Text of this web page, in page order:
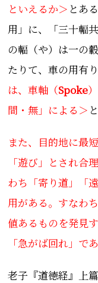
といえるか＞ とある
用」に、
「三十輻
の輻（や）は一の
たりて、車の用有り
は、車軸（Spoke
間・無」による＞
また、目的地に最
「遊び」とされ合
わち「寄り道」「
用がある。すなわ
値あるものを発見
「急がば回れ」であ
老子『道徳経』上